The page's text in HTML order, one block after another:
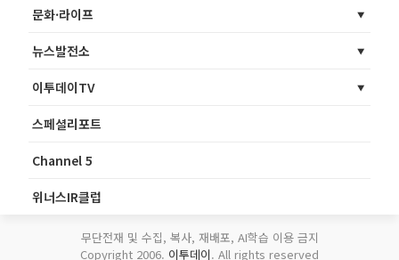
문화·라이프
뉴스발전소
이투데이TV
스페셜리포트
Channel 5
위너스IR클럽
무단전재 및 수집, 복사, 재배포, AI학습 이용 금지
Copyright 2006. 이투데이. All rights reserved